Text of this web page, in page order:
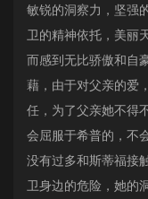
敏锐的洞察力，坚强
卫的精神依托，美丽
而感到无比骄傲和自
藉，由于对父亲的爱
任，为了父亲她不得
会屈服于希普的，不
没有过多和斯蒂福接
卫身边的危险，她的